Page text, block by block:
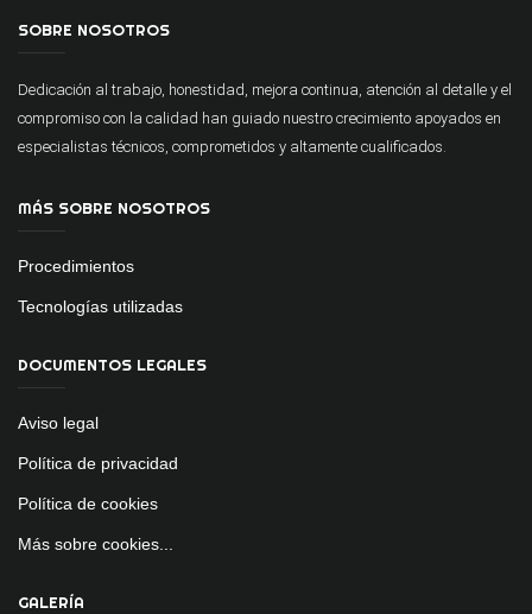
SOBRE NOSOTROS
Dedicación al trabajo, honestidad, mejora continua, atención al detalle y el
compromiso con la calidad han guiado nuestro crecimiento apoyados en
especialistas técnicos, comprometidos y altamente cualificados.
MÁS SOBRE NOSOTROS
Procedimientos
Tecnologías utilizadas
DOCUMENTOS LEGALES
Aviso legal
Política de privacidad
Política de cookies
Más sobre cookies...
GALERÍA